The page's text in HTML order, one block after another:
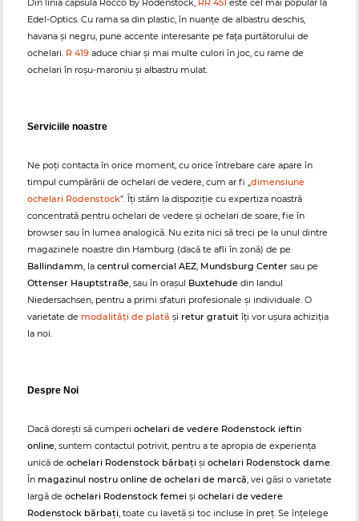
Din linia capsulă Rocco by Rodenstock, RR 451 este cel mai popular la
Edel-Optics. Cu rama sa din plastic, în nuanțe de albastru deschis,
havana și negru, pune accente interesante pe fața purtătorului de
ochelari. R 419 aduce chiar și mai multe culori în joc, cu rame de
ochelari în roșu-maroniu și albastru mulat.
Serviciile noastre
Ne poți contacta în orice moment, cu orice întrebare care apare în
timpul cumpărării de ochelari de vedere, cum ar fi „dimensiune
ochelari Rodenstock”. Îți stăm la dispoziție cu expertiza noastră
concentrată pentru ochelari de vedere și ochelari de soare, fie în
browser sau în lumea analogică. Nu ezita nici să treci pe la unul dintre
magazinele noastre din Hamburg (dacă te afli în zonă) de pe
Ballindamm, la centrul comercial AEZ, Mundsburg Center sau pe
Ottenser Hauptstraße, sau în orașul Buxtehude din landul
Niedersachsen, pentru a primi sfaturi profesionale și individuale. O
varietate de modalități de plată și retur gratuit îți vor ușura achiziția
la noi.
Despre Noi
Dacă dorești să cumperi ochelari de vedere Rodenstock ieftin
online, suntem contactul potrivit, pentru a te apropia de experiența
unică de ochelari Rodenstock bărbați și ochelari Rodenstock dame.
În magazinul nostru online de ochelari de marcă, vei găsi o varietate
largă de ochelari Rodenstock femei și ochelari de vedere
Rodenstock bărbați, toate cu lavetă și toc incluse în preț. Se înțelege